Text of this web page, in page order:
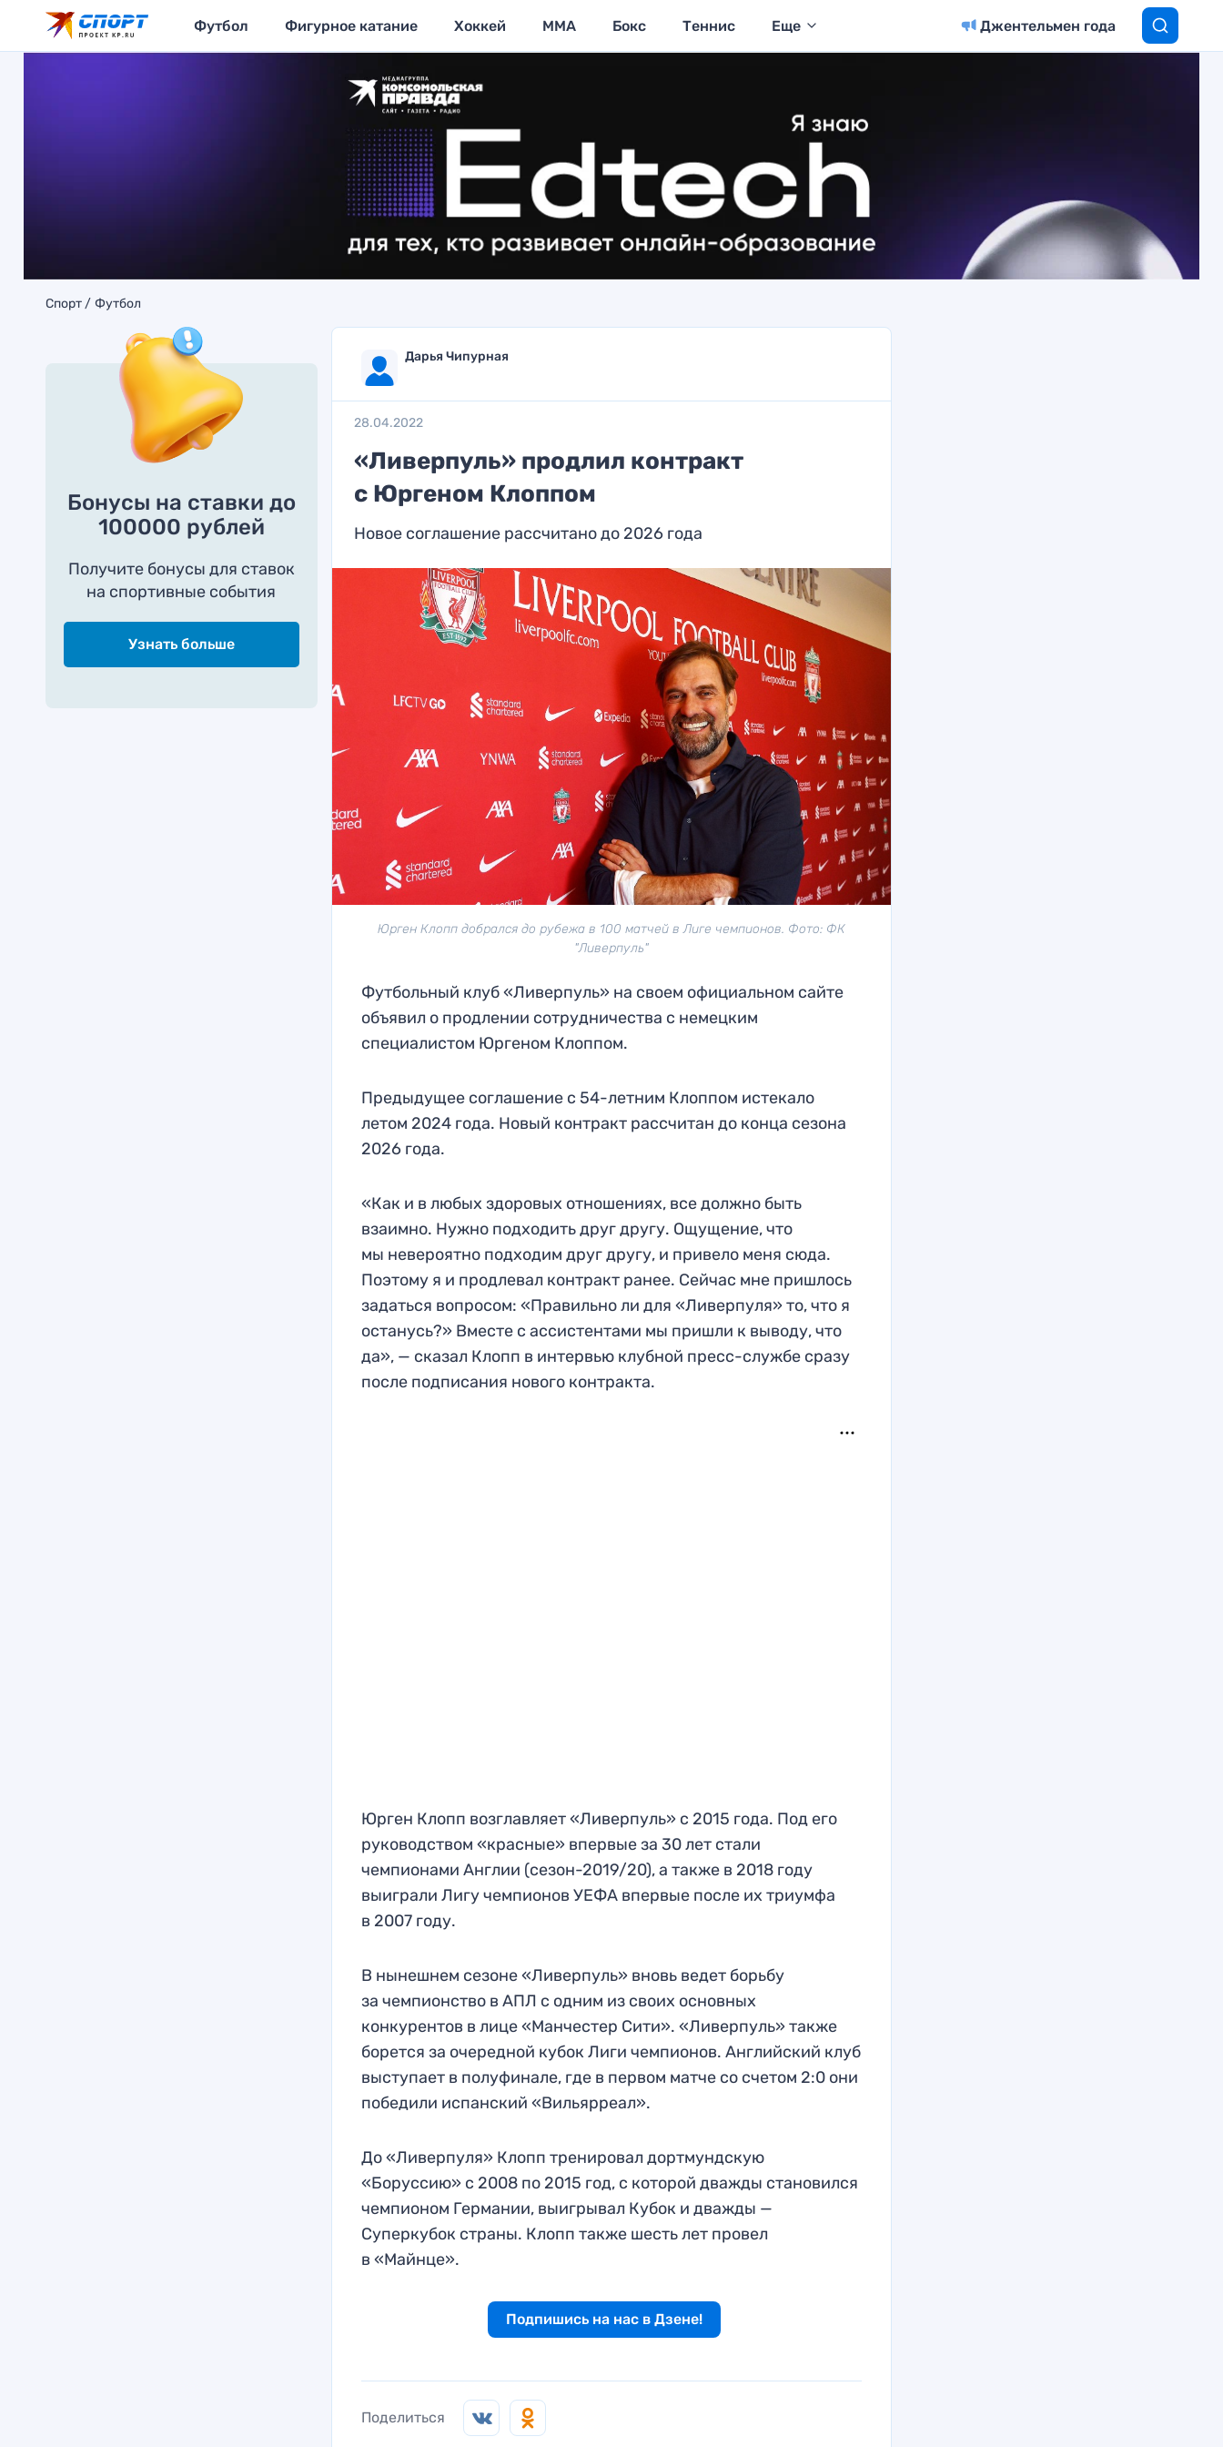
Футбол Фигурное катание Хоккей MMA Бокс Теннис Еще Джентельмен года
Спорт Футбол
Бонусы на ставки до
100000 рублей
Получите бонусы для ставок
на спортивные события
Узнать больше
Дарья Чипурная
28.04.2022
«Ливерпуль» продлил контракт
с Юргеном Клоппом
Новое соглашение рассчитано до 2026 года
Юрген Клопп добрался до рубежа в 100 матчей в Лиге чемпионов. Фото: ФК
"Ливерпуль"
Футбольный клуб «Ливерпуль» на своем официальном сайте
объявил о продлении сотрудничества с немецким
специалистом Юргеном Клоппом.
Предыдущее соглашение с 54-летним Клоппом истекало
летом 2024 года. Новый контракт рассчитан до конца сезона
2026 года.
«Как и в любых здоровых отношениях, все должно быть
взаимно. Нужно подходить друг другу. Ощущение, что
мы невероятно подходим друг другу, и привело меня сюда.
Поэтому я и продлевал контракт ранее. Сейчас мне пришлось
задаться вопросом: «Правильно ли для «Ливерпуля» то, что я
останусь?» Вместе с ассистентами мы пришли к выводу, что
да», — сказал Клопп в интервью клубной пресс-службе сразу
после подписания нового контракта.
Юрген Клопп возглавляет «Ливерпуль» с 2015 года. Под его
руководством «красные» впервые за 30 лет стали
чемпионами Англии (сезон-2019/20), а также в 2018 году
выиграли Лигу чемпионов УЕФА впервые после их триумфа
в 2007 году.
В нынешнем сезоне «Ливерпуль» вновь ведет борьбу
за чемпионство в АПЛ с одним из своих основных
конкурентов в лице «Манчестер Сити». «Ливерпуль» также
борется за очередной кубок Лиги чемпионов. Английский клуб
выступает в полуфинале, где в первом матче со счетом 2:0 они
победили испанский «Вильярреал».
До «Ливерпуля» Клопп тренировал дортмундскую
«Боруссию» с 2008 по 2015 год, с которой дважды становился
чемпионом Германии, выигрывал Кубок и дважды —
Суперкубок страны. Клопп также шесть лет провел
в «Майнце».
Подпишись на нас в Дзене!
Поделиться